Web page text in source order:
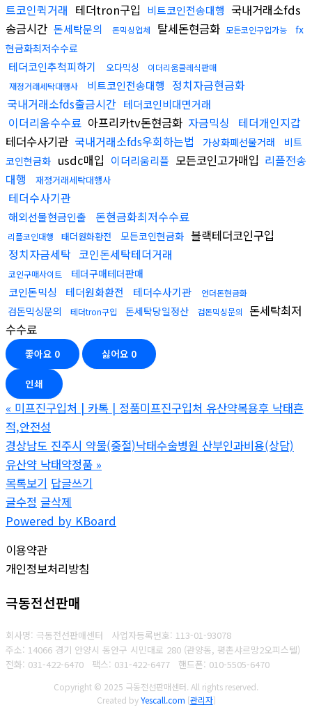
트코인퀵거래 테더tron구입 비트코인전송대행 국내거래소fds
송금시간 돈세탁문의 돈믹싱업체 탈세돈현금화 모든코인구입가능
fx
현금화최저수수료
테더코인추척피하기 오다믹싱
이더리움클레식판매
재정거래세탁대행사
비트코인전송대행
정치자금현금화
국내거래소fds출금시간 테더코인비대면거래
이더리움수수료 아프리카tv돈현금화 자금믹싱
테더개인지갑
테더수사기관 국내거래소fds우회하는법 가상화폐선물거래
비트
코인현금화 usdc매입 이더리움리플 모든코인고가매입 리플전송
대행
재정거래세탁대행사
테더수사기관
해외선물현금인출 돈현금화최저수수료
리플코인대행 태더원화환전 모든코인현금화 블랙테더코인구입
정치자금세탁 코인돈세탁테더거래
코인구매사이트 테더구매테더판매
코인돈믹싱 테더원화환전 테더수사기관 언더돈현금화
검돈믹싱문의 테더tron구입 돈세탁당일정산 검돈믹싱문의
돈세탁최저
수수료
좋아요 0 싫어요 0
인쇄
« 미프진구입처 | 카톡 | 정품미프진구입처 유산약복용후 낙태흔
적,안전성
경상남도 진주시 약물(중절)낙태수술병원 산부인과비용(상담)
유산약 낙­태약정품 »
목록보기 답글쓰기
글수정 글삭제
Powered by KBoard
이용약관
개인정보처리방침
극동전선판매
회사명: 극동전선판매센터 사업자등록번호: 1 13-01-93078
주소: 14066 경기 안양시 동안구 시민대로 280 (관양동, 평촌샤르망2오피스텔)
전화: 031-422-6470
팩스: 031-422-6477 핸드폰: 010-5505-6470
Copyright © 2025 극동전선판매센터. All rights reserved.
Created byYescall.com [관리자]